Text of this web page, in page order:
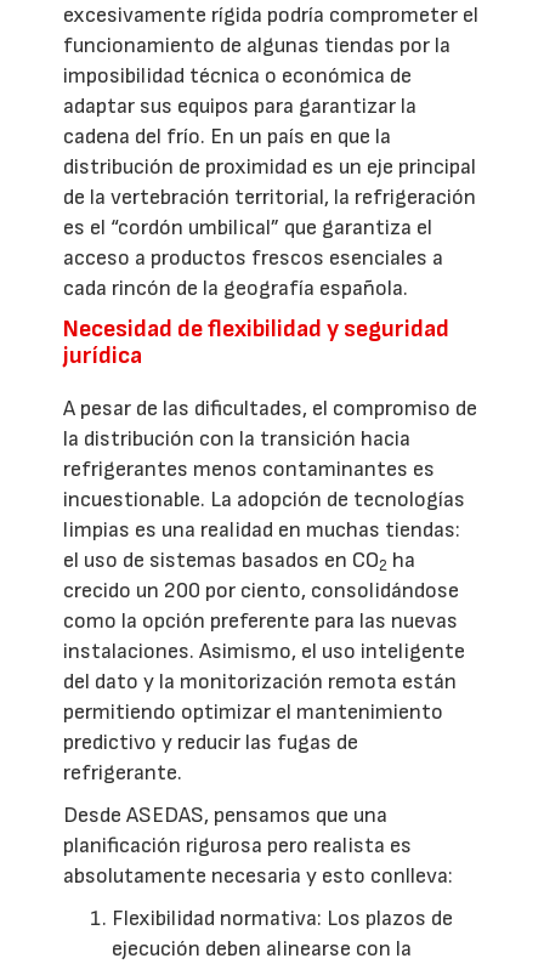
excesivamente rígida podría comprometer el
funcionamiento de algunas tiendas por la
imposibilidad técnica o económica de
adaptar sus equipos para garantizar la
cadena del frío. En un país en que la
distribución de proximidad es un eje principal
de la vertebración territorial, la refrigeración
es el “cordón umbilical” que garantiza el
acceso a productos frescos esenciales a
cada rincón de la geografía española.
Necesidad de flexibilidad y seguridad
jurídica
A pesar de las dificultades, el compromiso de
la distribución con la transición hacia
refrigerantes menos contaminantes es
incuestionable. La adopción de tecnologías
limpias es una realidad en muchas tiendas:
el uso de sistemas basados en CO2 ha
crecido un 200 por ciento, consolidándose
como la opción preferente para las nuevas
instalaciones. Asimismo, el uso inteligente
del dato y la monitorización remota están
permitiendo optimizar el mantenimiento
predictivo y reducir las fugas de
refrigerante.
Desde ASEDAS, pensamos que una
planificación rigurosa pero realista es
absolutamente necesaria y esto conlleva:
Flexibilidad normativa: Los plazos de
ejecución deben alinearse con la